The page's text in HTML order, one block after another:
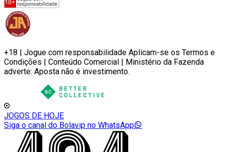
+18 | Jogue com responsabilidade Aplicam-se os Termos e
Condições | Conteúdo Comercial | Ministério da Fazenda
adverte: Aposta não é investimento.
JOGOS DE HOJE
Siga o canal do Bolavip no WhatsApp